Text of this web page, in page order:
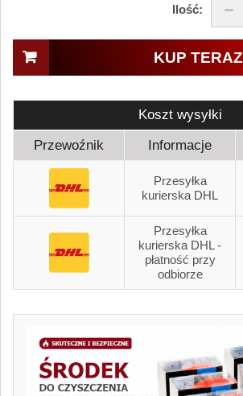
Ilość:
KUP TERAZ
Koszt wysyłki
Przewoźnik
Informacje
Przesyłka
kurierska DHL
Przesyłka
kurierska DHL -
płatność przy
odbiorze